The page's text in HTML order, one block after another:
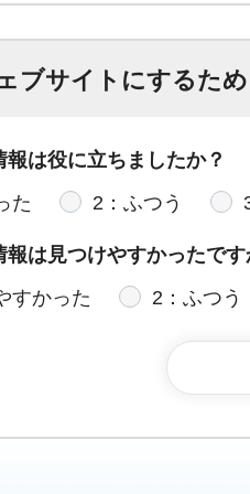
ブサイトにするた
報は役に立ちましたか？
た
2：ふつう
報は見つけやすかったで
すかった
2：ふつう